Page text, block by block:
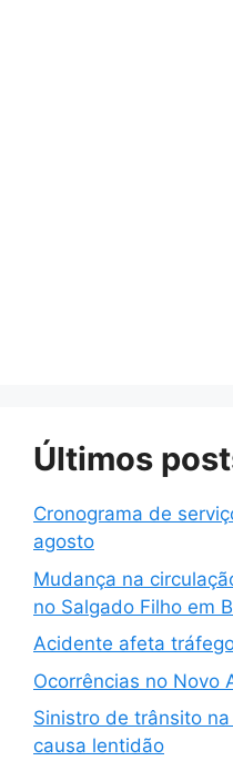
Últimos
Cronograma de
agosto
Mudança na
no Salgado Filho em
Acidente afeta
Ocorrências no Novo
Sinistro de trânsito
causa lentidão